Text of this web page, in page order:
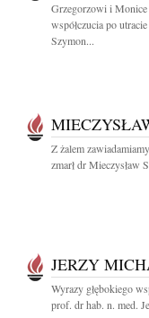
Grzegorzowi i Monice
współczucia po
Szymon...
Z żalem
zmarł dr Mieczysław
JERZY
Wyrazy głębokiego
prof. dr hab. n. med.